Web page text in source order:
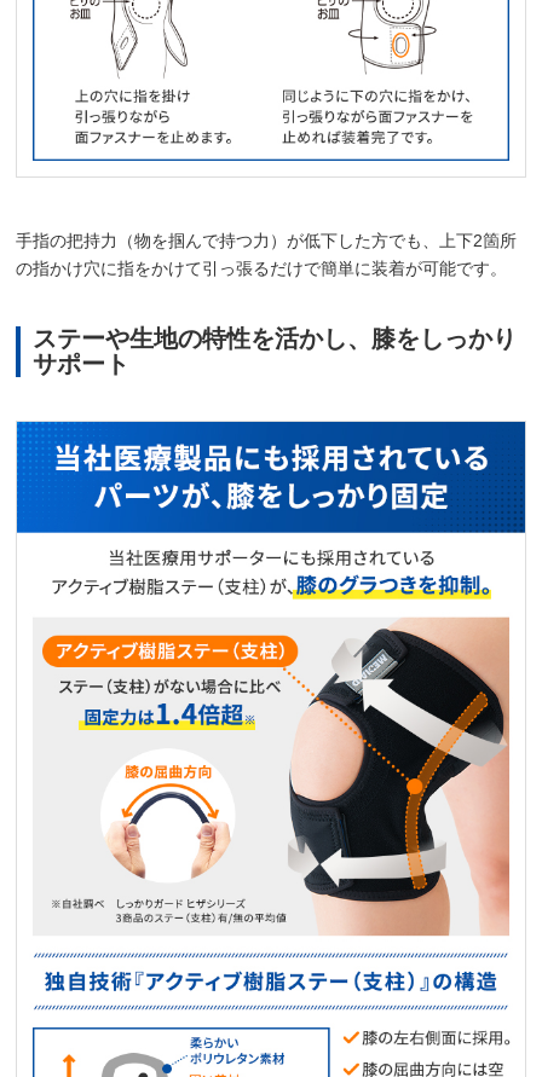
手指の把持力（物を掴んで持つ力）が低下した方でも、上下2箇所
の指かけ穴に指をかけて引っ張るだけで簡単に装着が可能です。
ステーや生地の特性を活かし、膝をしっかり
サポート